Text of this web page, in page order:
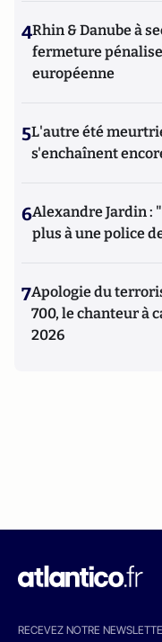
4Rhin & Danube à
fermeture
européenne
5L'autre été
s'enchaînent
6Alexandre Jardin :
plus à une police
7Apologie du
700, le chanteur à
2026
RECEVEZ NOTRE